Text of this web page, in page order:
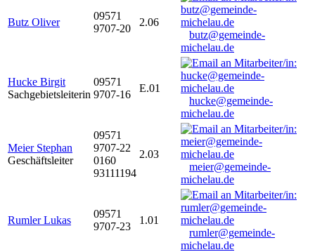
Butz Oliver
09571
9707-20
2.06
butz@gemeinde-
michelau.de
Hucke Birgit
Sachgebietsleiterin
09571
9707-16
E.01
hucke@gemeinde-
michelau.de
Meier Stephan
Geschäftsleiter
09571
9707-22
0160
93111194
2.03
meier@gemeinde-
michelau.de
Rumler Lukas
09571
9707-23
1.01
rumler@gemeinde-
michelau.de